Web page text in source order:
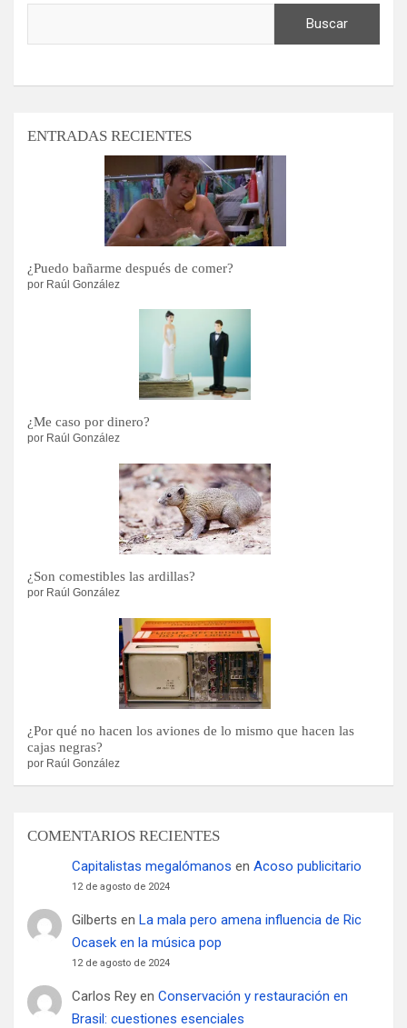
Buscar
ENTRADAS RECIENTES
¿Puedo bañarme después de comer?
por Raúl González
¿Me caso por dinero?
por Raúl González
¿Son comestibles las ardillas?
por Raúl González
¿Por qué no hacen los aviones de lo mismo que hacen las
cajas negras?
por Raúl González
COMENTARIOS RECIENTES
Capitalistas megalómanos en Acoso publicitario
12 de agosto de 2024
Gilberts en La mala pero amena influencia de Ric
Ocasek en la música pop
12 de agosto de 2024
Carlos Reyen Conservación y restauración en
Brasil: cuestiones esenciales